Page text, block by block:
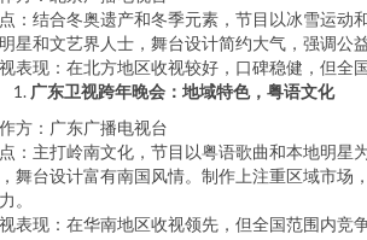
：结合冬奥遗产和冬季元素，节目以冰雪运动
星和文艺界人士，舞台设计简约大气，强调公
表现：在北方地区收视较好，口碑稳健，但全
广东卫视跨年晚会：地域特色，粤语文化
方：广东广播电视台
：主打岭南文化，节目以粤语歌曲和本地明星
舞台设计富有南国风情。制作上注重区域市场
。
表现：在华南地区收视领先，但全国范围内竞争